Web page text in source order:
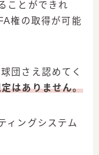
ことができれ
権の取得が可能
団さえ認めてく
はありません。
ィングシステム